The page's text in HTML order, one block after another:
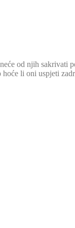
od njih sakrivati
li oni uspjeti